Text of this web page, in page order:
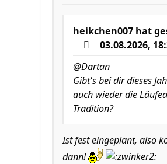
heikchen007 hat
03.08.2026,
@Dartan
Gibt's bei dir dieses
auch wieder die
Tradition?
Ist fest eingeplant, also
dann!